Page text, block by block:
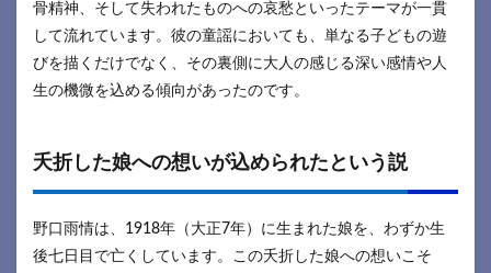
骨精神、そして失われたものへの哀愁といったテーマが一貫
して流れています。彼の童謡においても、単なる子どもの遊
びを描くだけでなく、その裏側に大人の感じる深い感情や人
生の機微を込める傾向があったのです。
夭折した娘への想いが込められたという説
野口雨情は、1918年（大正7年）に生まれた娘を、わずか生
後七日目で亡くしています。この夭折した娘への想いこそ